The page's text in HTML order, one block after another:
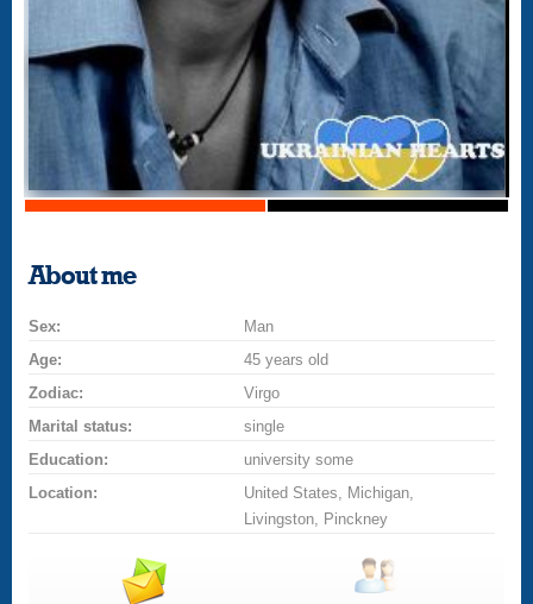
About me
Sex:
Man
Age:
45 years old
Zodiac:
Virgo
Marital status:
single
Education:
university some
Location:
United States, Michigan,
Livingston, Pinckney